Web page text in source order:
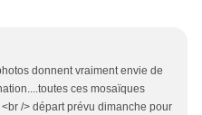
donnent vraiment envie de
ces mosaïques
/> départ prévu dimanche pour